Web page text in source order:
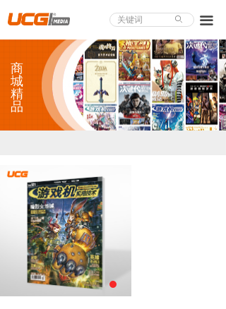
끀
About UCG
游戏评测
业界论道
游戏视频
商城精品
游戏大赏
小程序
个人中心
ꄙ
商
城
精
品